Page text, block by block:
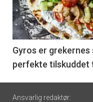
nå
-
6
Gyros er
perfekte tilskuddet
Footer
Ansvarlig redaktør: